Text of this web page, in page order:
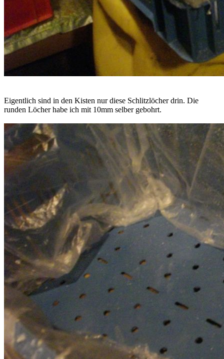
Eigentlich sind in den Kisten nur diese Schlitzlöcher drin. Die
runden Löcher habe ich mit 10mm selber gebohrt.